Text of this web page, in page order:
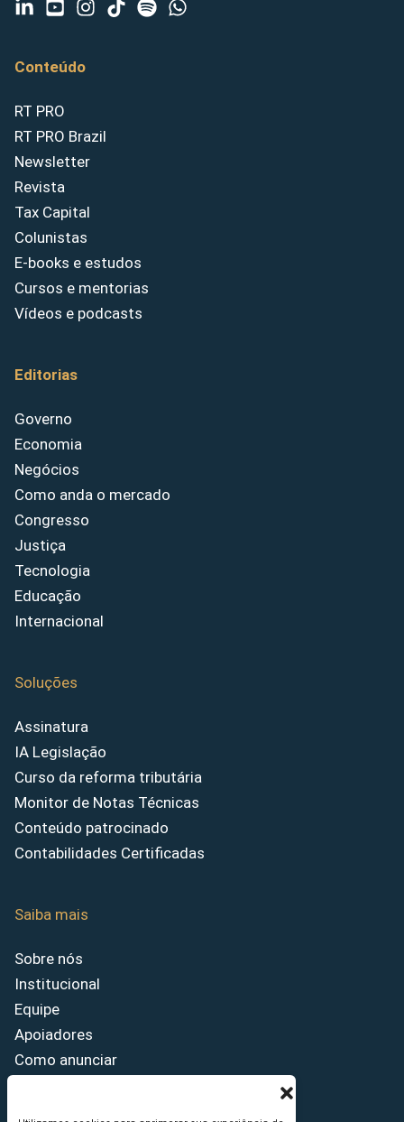
Conteúdo
RT PRO
RT PRO Brazil
Newsletter
Revista
Tax Capital
Colunistas
E-books e estudos
Cursos e mentorias
Vídeos e podcasts
Editorias
Governo
Economia
Negócios
Como anda o mercado
Congresso
Justiça
Tecnologia
Educação
Internacional
Soluções
Assinatura
IA Legislação
Curso da reforma tributária
Monitor de Notas Técnicas
Conteúdo patrocinado
Contabilidades Certificadas
Saiba mais
Sobre nós
Institucional
Equipe
Apoiadores
Como anunciar